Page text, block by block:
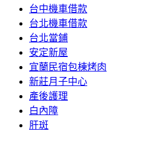
台中機車借款
台北機車借款
台北當鋪
安定新屋
宜蘭民宿包棟烤肉
新莊月子中心
產後護理
白內障
肝斑